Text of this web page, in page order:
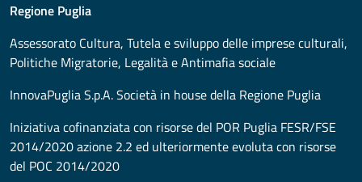
Regione Puglia
Assessorato Cultura, Tutela e sviluppo delle imprese culturali,
Politiche Migratorie, Legalità e Antimafia sociale
InnovaPuglia S.p.A. Società in house della Regione Puglia
Iniziativa cofinanziata con risorse del POR Puglia FESR/FSE
2014/2020 azione 2.2 ed ulteriormente evoluta con risorse
del POC 2014/2020